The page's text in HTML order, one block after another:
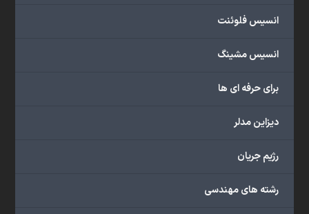
انسیس فلوئنت
انسیس مشینگ
برای حرفه ای ها
دیزاین مدلر
رژیم جریان
رشته های مهندسی
هستند.
ما
گسترده‌ای
با
دانشگاهی،
صنعتی